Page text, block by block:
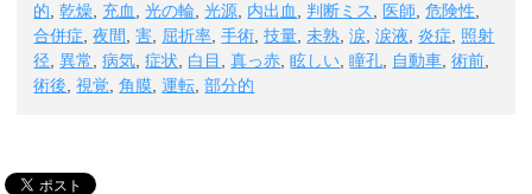
的,乾燥, 充血,光の輪,光源, 内出血, 判断ミス, 医師,危険性,
合併症,夜間,害, 屈折率,手術,技量,未熟,涙,涙液,炎症, 照射
径,異常,病気,症状, 白目 ,真っ赤,眩しい,瞳孔, 自動車,術前,
術後,視覚,角膜,運転,部分的